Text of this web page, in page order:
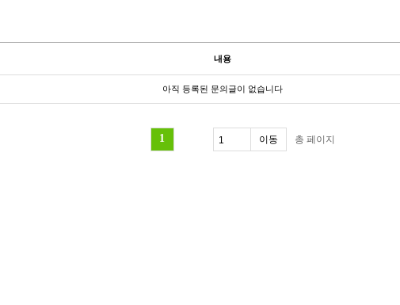
내용
아직 등록된 문의글이 없습니다
1 총 페이지